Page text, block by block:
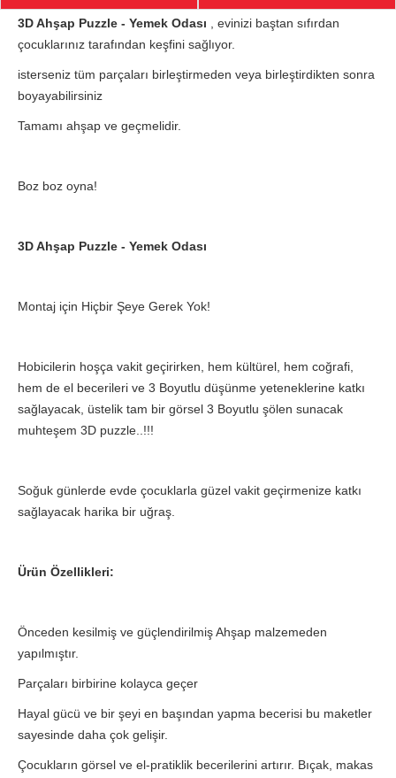
3D Ahşap Puzzle - Yemek Odası , evinizi baştan sıfırdan
çocuklarınız tarafından keşfini sağlıyor.
isterseniz tüm parçaları birleştirmeden veya birleştirdikten sonra
boyayabilirsiniz
Tamamı ahşap ve geçmelidir.
Boz boz oyna!
3D Ahşap Puzzle - Yemek Odası
Montaj için Hiçbir Şeye Gerek Yok!
Hobicilerin hoşça vakit geçirirken, hem kültürel, hem coğrafi,
hem de el becerileri ve 3 Boyutlu düşünme yeteneklerine katkı
sağlayacak, üstelik tam bir görsel 3 Boyutlu şölen sunacak
muhteşem 3D puzzle..!!!
Soğuk günlerde evde çocuklarla güzel vakit geçirmenize katkı
sağlayacak harika bir uğraş.
Ürün Özellikleri:
Önceden kesilmiş ve güçlendirilmiş Ahşap malzemeden
yapılmıştır.
Parçaları birbirine kolayca geçer
Hayal gücü ve bir şeyi en başından yapma becerisi bu maketler
sayesinde daha çok gelişir.
Çocukların görsel ve el-pratiklik becerilerini artırır. Bıçak, makas